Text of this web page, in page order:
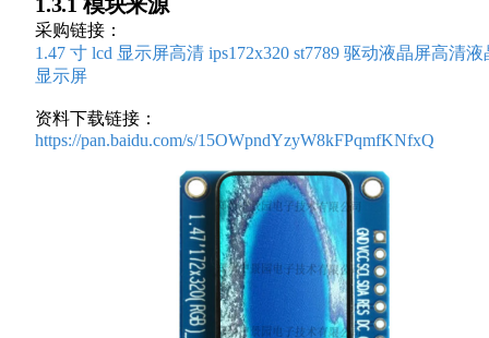
采购链接：
1.47 寸 lcd 显示屏高清 ips172x320 st7789 驱动液晶屏高清液
显示屏
资料下载链接：
https://pan.baidu.com/s/15OWpndYzyW8kFPqmfKNfxQ